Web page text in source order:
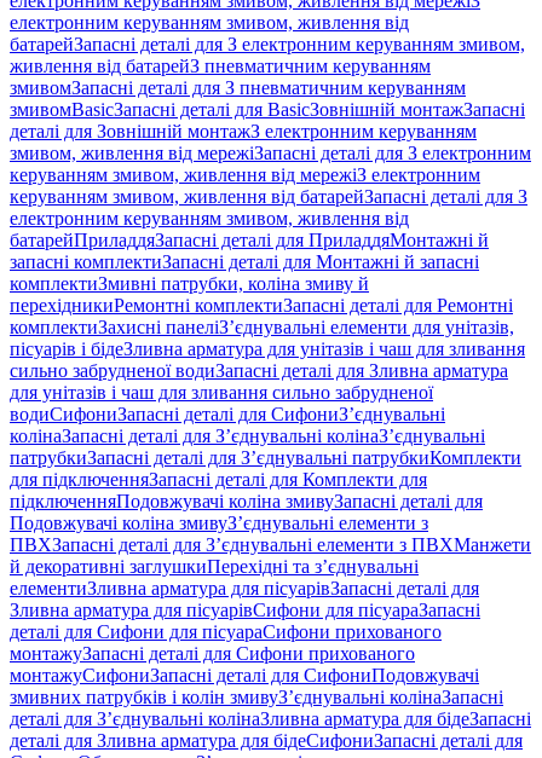
електронним керуванням змивом, живлення від
батарейЗапасні деталі для З електронним керуванням змивом,
живлення від батарейЗ пневматичним керуванням
змивомЗапасні деталі для З пневматичним керуванням
змивомBasicЗапасні деталі для BasicЗовнішній монтажЗапасні
деталі для Зовнішній монтажЗ електронним керуванням
змивом, живлення від мережіЗапасні деталі для З електронним
керуванням змивом, живлення від мережіЗ електронним
керуванням змивом, живлення від батарейЗапасні деталі для З
електронним керуванням змивом, живлення від
батарейПриладдяЗапасні деталі для ПриладдяМонтажні й
запасні комплектиЗапасні деталі для Монтажні й запасні
комплектиЗмивні патрубки, коліна змиву й
перехідникиРемонтні комплектиЗапасні деталі для Ремонтні
комплектиЗахисні панеліЗ’єднувальні елементи для унітазів,
пісуарів і бідеЗливна арматура для унітазів і чаш для зливання
сильно забрудненої водиЗапасні деталі для Зливна арматура
для унітазів і чаш для зливання сильно забрудненої
водиСифониЗапасні деталі для СифониЗ’єднувальні
колінаЗапасні деталі для З’єднувальні колінаЗ’єднувальні
патрубкиЗапасні деталі для З’єднувальні патрубкиКомплекти
для підключенняЗапасні деталі для Комплекти для
підключенняПодовжувачі коліна змивуЗапасні деталі для
Подовжувачі коліна змивуЗ’єднувальні елементи з
ПВХЗапасні деталі для З’єднувальні елементи з ПВХМанжети
й декоративні заглушкиПерехідні та з’єднувальні
елементиЗливна арматура для пісуарівЗапасні деталі для
Зливна арматура для пісуарівСифони для пісуараЗапасні
деталі для Сифони для пісуараСифони прихованого
монтажуЗапасні деталі для Сифони прихованого
монтажуСифониЗапасні деталі для СифониПодовжувачі
змивних патрубків і колін змивуЗ’єднувальні колінаЗапасні
деталі для З’єднувальні колінаЗливна арматура для бідеЗапасні
деталі для Зливна арматура для бідеСифониЗапасні деталі для